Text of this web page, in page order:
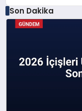
Son Dakika